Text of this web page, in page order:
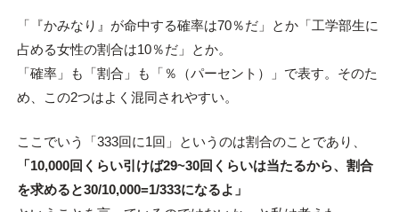
「『かみなり』が命中する確率は70％だ」とか「工学部生に
占める女性の割合は10％だ」とか。
「確率」も「割合」も「％（パーセント）」で表す。そのた
め、この2つはよく混同されやすい。
ここでいう「333回に1回」というのは割合のことであり、
「10,000回くらい引けば29~30回くらいは当たるから、割合
を求めると30/10,000=1/333になるよ」